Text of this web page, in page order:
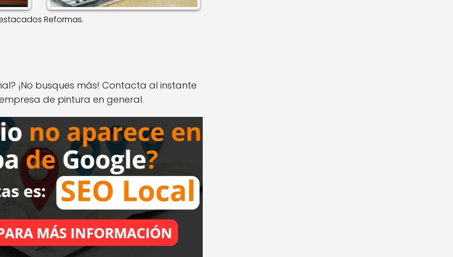
Reformas.
¡No busques más! Contacta al instante
de pintura en general.